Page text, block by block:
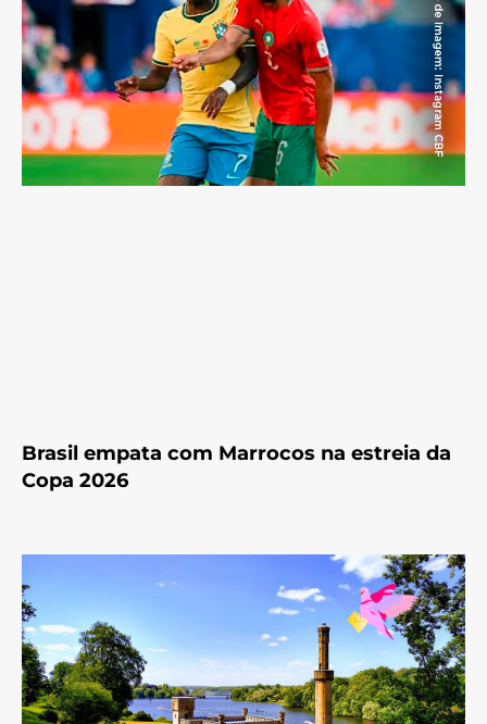
Brasil empata com Marrocos na estreia da
Copa 2026